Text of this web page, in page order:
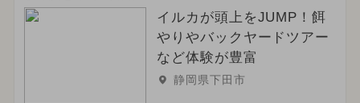
イルカが頭上をJUMP！餌
やりやバックヤードツアー
など体験が豊富
静岡県下田市